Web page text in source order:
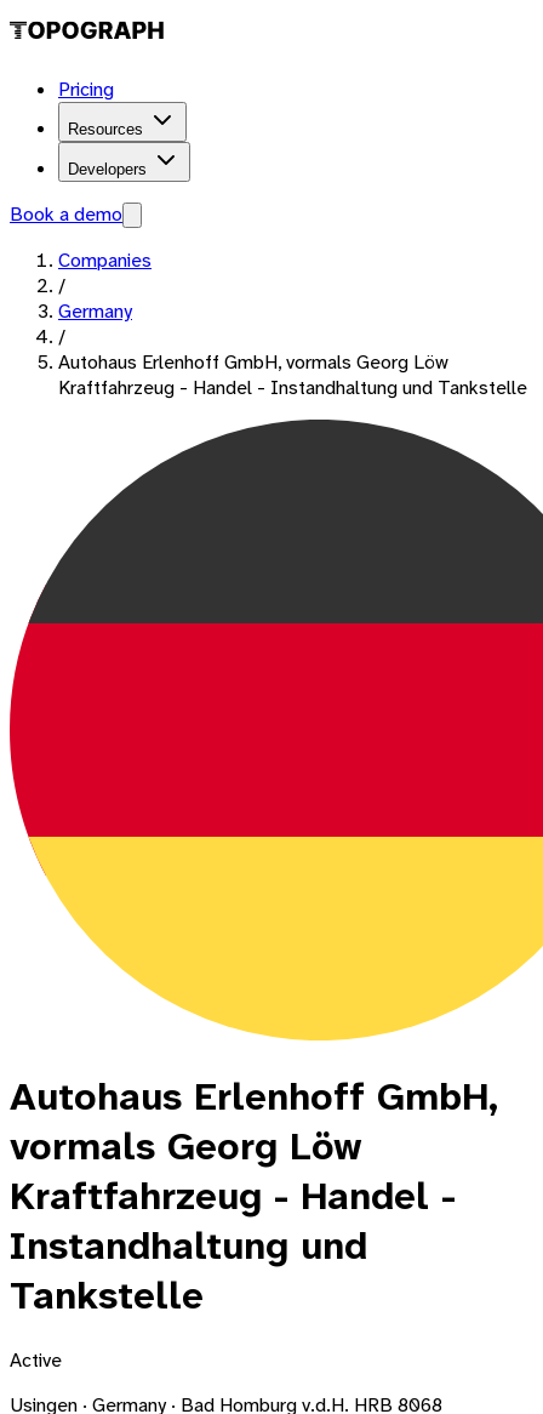
Pricing
Resources
Developers
Book a demo
Companies
/
Germany
/
Autohaus Erlenhoff GmbH, vormals Georg Löw
Kraftfahrzeug - Handel - Instandhaltung und Tankstelle
Autohaus Erlenhoff GmbH,
vormals Georg Löw
Kraftfahrzeug - Handel -
Instandhaltung und
Tankstelle
Active
Usingen · Germany · Bad Homburg v.d.H. HRB 8068